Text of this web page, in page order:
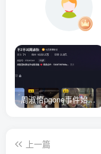
周淑怡pgone事件始末，周淑怡现状
上一篇